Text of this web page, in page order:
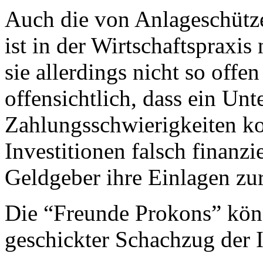
Auch die von
ist in der
sie allerdings nicht so
offensichtlich, dass ein
Zahlungsschwierigkeiten
Investitionen falsch
Geldgeber ihre Einlagen
Die “Freunde Prokons”
geschickter Schachzug